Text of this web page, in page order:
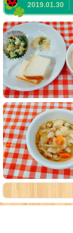
2019.01.30